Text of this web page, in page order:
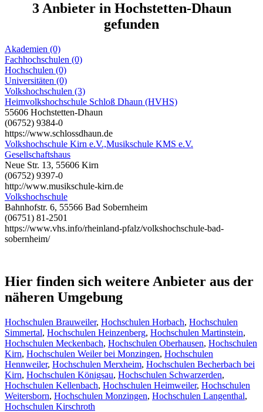
3 Anbieter in Hochstetten-Dhaun
gefunden
Akademien (0)
Fachhochschulen (0)
Hochschulen (0)
Universitäten (0)
Volkshochschulen (3)
Heimvolkshochschule Schloß Dhaun (HVHS)
55606 Hochstetten-Dhaun
(06752) 9384-0
https://www.schlossdhaun.de
Volkshochschule Kirn e.V.,Musikschule KMS e.V.
Gesellschaftshaus
Neue Str. 13, 55606 Kirn
(06752) 9397-0
http://www.musikschule-kirn.de
Volkshochschule
Bahnhofstr. 6, 55566 Bad Sobernheim
(06751) 81-2501
https://www.vhs.info/rheinland-pfalz/volkshochschule-bad-
sobernheim/
Hier finden sich weitere Anbieter aus der
näheren Umgebung
Hochschulen Brauweiler, Hochschulen Horbach, Hochschulen
Simmertal, Hochschulen Heinzenberg, Hochschulen Martinstein,
Hochschulen Meckenbach, Hochschulen Oberhausen, Hochschulen
Kirn, Hochschulen Weiler bei Monzingen, Hochschulen
Hennweiler, Hochschulen Merxheim, Hochschulen Becherbach bei
Kirn, Hochschulen Königsau, Hochschulen Schwarzerden,
Hochschulen Kellenbach, Hochschulen Heimweiler, Hochschulen
Weitersborn, Hochschulen Monzingen, Hochschulen Langenthal,
Hochschulen Kirschroth